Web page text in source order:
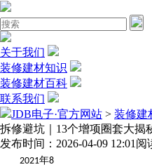
关于我们
装修建材知识
装修建材百科
联系我们
JDB电子·官方网站 > 装修建
拆修避坑｜13个增项圈套大揭
发布时间：2026-04-09 12:01 阅
2021年8